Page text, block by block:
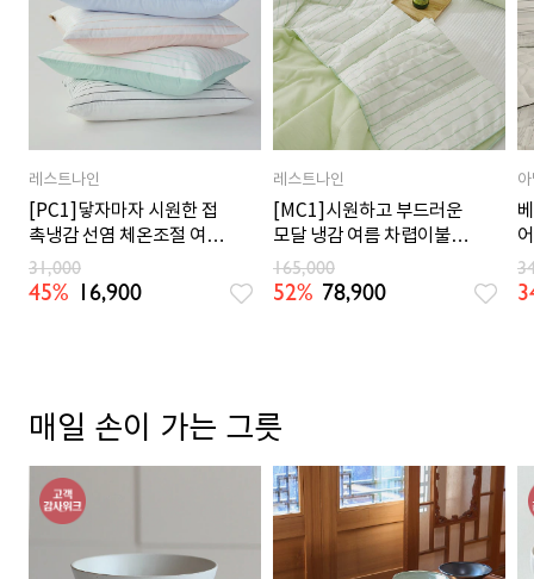
레스트나인
[PC1]닿자마자 시원한 접
촉냉감 선염 체온조절 여름
베개커버 4컬러
31,000
45% 16,900
레스트나인
[MC1]시원하고 부드러운
모달 냉감 여름 차렵이불
SS/Q 6컬러
165,000
52% 78,900
매일 손이 가는 그릇